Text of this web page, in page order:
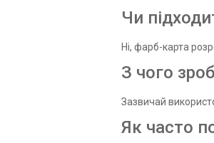
Чи
Ні, фарб-карта
З чого
Зазвичай
Як часто